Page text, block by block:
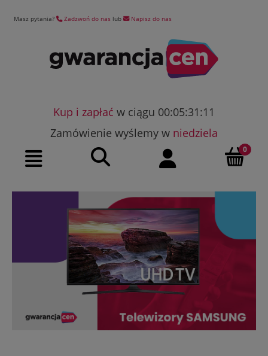
Masz pytania? Zadzwoń do nas lub Napisz do nas
Kup i zapłać w ciągu 00:05:31:10
Zamówienie wyślemy w niedziela